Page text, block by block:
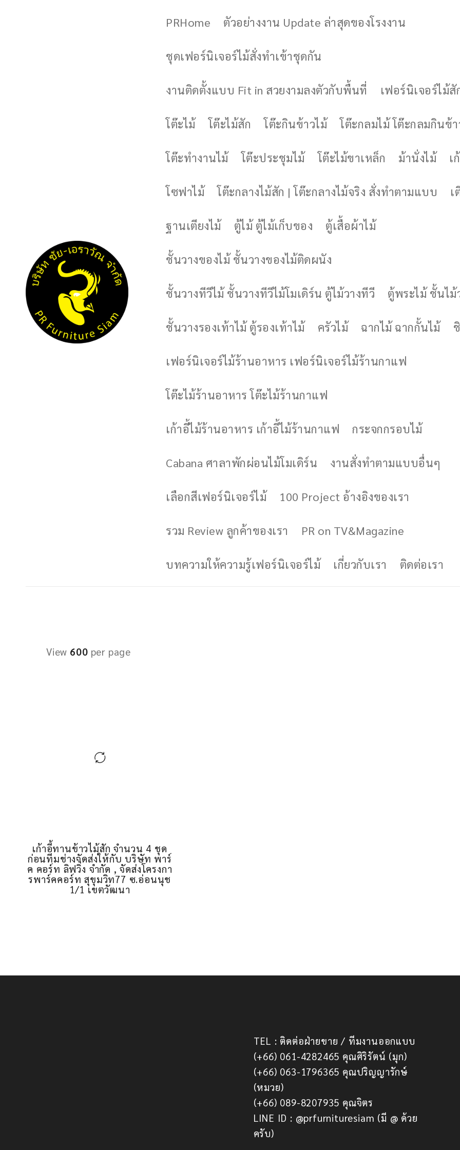
PRHome ตัวอย่างงาน Update ล่าสุดของโรงงาน
ชุดเฟอร์นิเจอร์ไม้สั่งทำเข้าชุดกัน
งานติดตั้งแบบ Fit in สวยงามลงตัวกับพื้นที่ เฟอร์นิเจอร์ไม้สั
โต๊ะไม้ โต๊ะไม้สัก โต๊ะกินข้าวไม้ โต๊ะกลมไม้ โต๊ะกลมกินข้า
โต๊ะทำงานไม้ โต๊ะประชุมไม้ โต๊ะไม้ขาเหล็ก ม้านั่งไม้ เ
โซฟาไม้ โต๊ะกลางไม้สัก | โต๊ะกลางไม้จริง สั่งทำตามแบบ เ
ฐานเตียงไม้ ตู้ไม้ ตู้ไม้เก็บของ ตู้เสื้อผ้าไม้
ชั้นวางของไม้ ชั้นวางของไม้ติดผนัง
ชั้นวางทีวีไม้ ชั้นวางทีวีไม้โมเดิร์น ตู้ไม้วางทีวี ตู้พระไม้ ชั้นไม้
ชั้นวางรองเท้าไม้ ตู้รองเท้าไม้ ครัวไม้ ฉากไม้ ฉากกั้นไม้
เฟอร์นิเจอร์ไม้ร้านอาหาร เฟอร์นิเจอร์ไม้ร้านกาแฟ
โต๊ะไม้ร้านอาหาร โต๊ะไม้ร้านกาแฟ
เก้าอี้ไม้ร้านอาหาร เก้าอี้ไม้ร้านกาแฟ กระจกกรอบไม้
Cabana ศาลาพักผ่อนไม้โมเดิร์น งานสั่งทำตามแบบอื่นๆ
เลือกสีเฟอร์นิเจอร์ไม้ 100 Project อ้างอิงของเรา
รวม Review ลูกค้าของเรา PR on TV&Magazine
บทความให้ความรู้เฟอร์นิเจอร์ไม้ เกี่ยวกับเรา ติดต่อเรา
View 600 per page
เก้าอี้ทานข้าวไม้สัก จำนวน 4 ชุด
ก่อนทีมช่างจัดส่งให้กับ บริษัท พาร์
ค คอร์ท ลิฟวิ่ง จำกัด , จัดส่งโครงกา
รพาร์คคอร์ท สุขุมวิท77 ซ.อ่อนนุช
1/1 เขตวัฒนา
TEL : ติดต่อฝ่ายขาย / ทีมงานออกแบบ
(+66) 061-4282465 คุณศิริรัตน์ (มุก)
(+66) 063-1796365 คุณปริญญารักษ์
(หมวย)
(+66) 089-8207935 คุณจิตร
LINE ID : @prfurnituresiam (มี @ ด้วย
ครับ)